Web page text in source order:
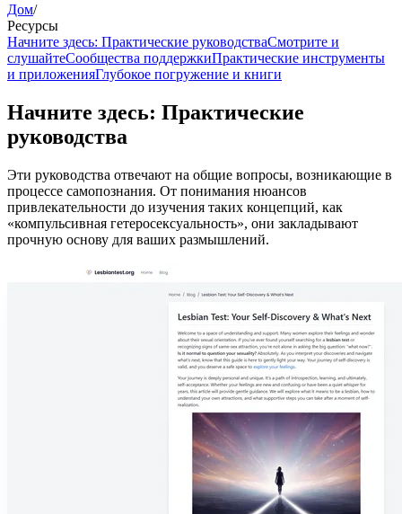
Дом/
Ресурсы
Начните здесь: Практические руководстваСмотрите и
слушайтеСообщества поддержкиПрактические инструменты
и приложенияГлубокое погружение и книги
Начните здесь: Практические
руководства
Эти руководства отвечают на общие вопросы, возникающие в
процессе самопознания. От понимания нюансов
привлекательности до изучения таких концепций, как
«компульсивная гетеросексуальность», они закладывают
прочную основу для ваших размышлений.